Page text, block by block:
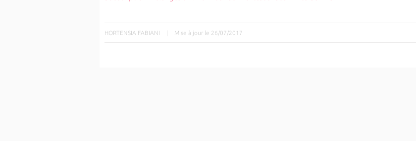
HORTENSIA FABIANI | Mise à jour le 26/07/2017